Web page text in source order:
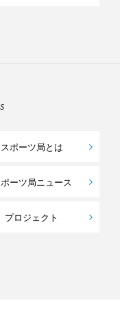
スポーツ局とは
ーツ局ニュース
プロジェクト